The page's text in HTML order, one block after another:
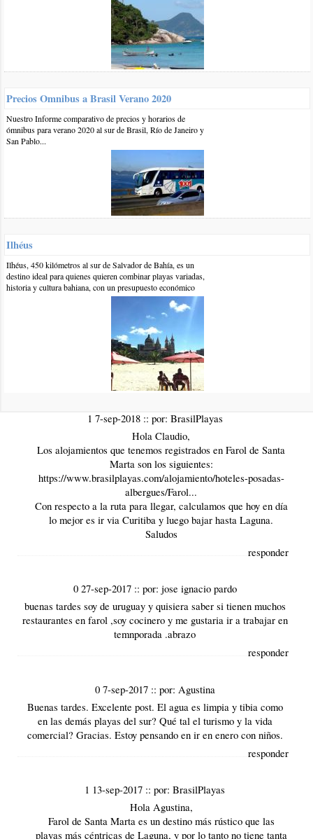
BR-101 hasta el sur deSanta Catarina
Saludos
0 16-sep-2018::por:Silvia Kozaczuk
Hola somos de Misiones y buscamos un lugar donde pasar unos
días de vacaciones en verano . Queremos un lugar tranquilo y la
opción del farol de Sta Marta me encantó . Podrían pasarme una
lista de los lugares donde podríamos hospedatnos ( bungalows,
dptos). Desde ya gracias !
1 14-sep-2018::por:BrasilPlayas
Hola Silvia,
albergues/Farol...
Saludos
0 6-sep-2018::por: claudio duarte
por favor informacion de hotels o alugar casa sobre la playa ,
tambien ruta desde ciudad del este Paraguay,
1 7-sep-2018 :: por: BrasilPlayas
Hola Claudio,
Los alojamientos que tenemos registrados en Farol de Santa
Marta son los siguientes:
https://www.brasilplayas.com/alojamiento/hoteles-posadas-
albergues/Farol...
Con respecto a la ruta para llegar, calculamos que hoy en día
lo mejor es ir via Curitiba y luego bajar hasta Laguna.
Saludos
responder
0 27-sep-2017 :: por: jose ignacio pardo
buenas tardes soy de uruguay y quisiera saber si tienen muchos
restaurantes en farol ,soy cocinero y me gustaria ir a trabajar en
temnporada .abrazo
responder
0 7-sep-2017 :: por: Agustina
Buenas tardes. Excelente post. El agua es limpia y tibia como
en las demás playas del sur? Qué tal el turismo y la vida
comercial? Gracias. Estoy pensando en ir en enero con niños.
responder
1 13-sep-2017 ::por:BrasilPlayas
Hola Agustina,
Farol de Santa Marta es un destino más rústico que las
playas más céntricas de Laguna, y por lo tanto no tiene tanta
Precios Omnibus a Brasil Verano 2020
Nuestro Informe comparativo de precios y horarios de
ómnibus para verano 2020 al sur de Brasil, Río de Janeiro y
San Pablo...
Ilhéus
Ilhéus, 450 kilómetros al sur de Salvador de Bahía, es un
destino ideal para quienes quieren combinar playas variadas,
historia y cultura bahiana, con un presupuesto económico